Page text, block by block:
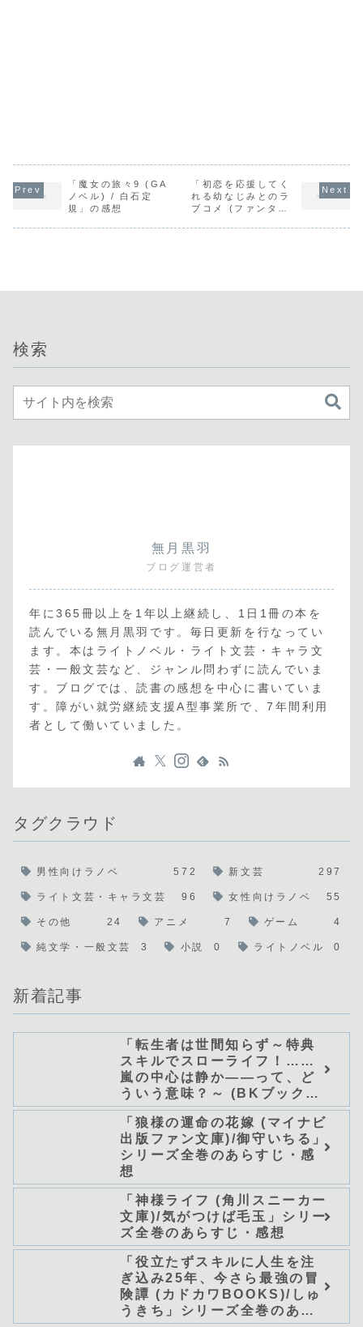
「魔女の旅々9 (GA
ノベル) / 白石定
規」の感想
「初恋を応援してく
れる幼なじみとのラ
ブコメ (ファンタジ
検索
無月黒羽
ブログ運営者
年に365冊以上を1年以上継続し、1日1冊の本を
読んでいる無月黒羽です。毎日更新を行なってい
ます。本はライトノベル・ライト文芸・キャラ文
芸・一般文芸など、ジャンル問わずに読んでいま
す。ブログでは、読書の感想を中心に書いていま
す。障がい就労継続支援A型事業所で、7年間利用
者として働いていました。
タグクラウド
男性向けラノベ 572 新文芸 297
ライト文芸・キャラ文芸 96 女性向けラノベ 55
その他 24 アニメ 7 ゲーム 4
純文学・一般文芸 3 小説 0 ライトノベル 0
新着記事
「転生者は世間知らず～特典
スキルでスローライフ！……
嵐の中心は静か――って、ど
ういう意味？～ (BKブック
ス)/唖鳴蝉」シリーズ全巻のあ
らすじ・感想
「狼様の運命の花嫁 (マイナビ
出版ファン文庫)/御守いちる」
シリーズ全巻のあらすじ・感
想
「神様ライフ (角川スニーカー
文庫)/気がつけば毛玉」シリー
ズ全巻のあらすじ・感想
「役立たずスキルに人生を注
ぎ込み25年、今さら最強の冒
険譚 (カドカワBOOKS)/しゅ
うきち」シリーズ全巻のあら